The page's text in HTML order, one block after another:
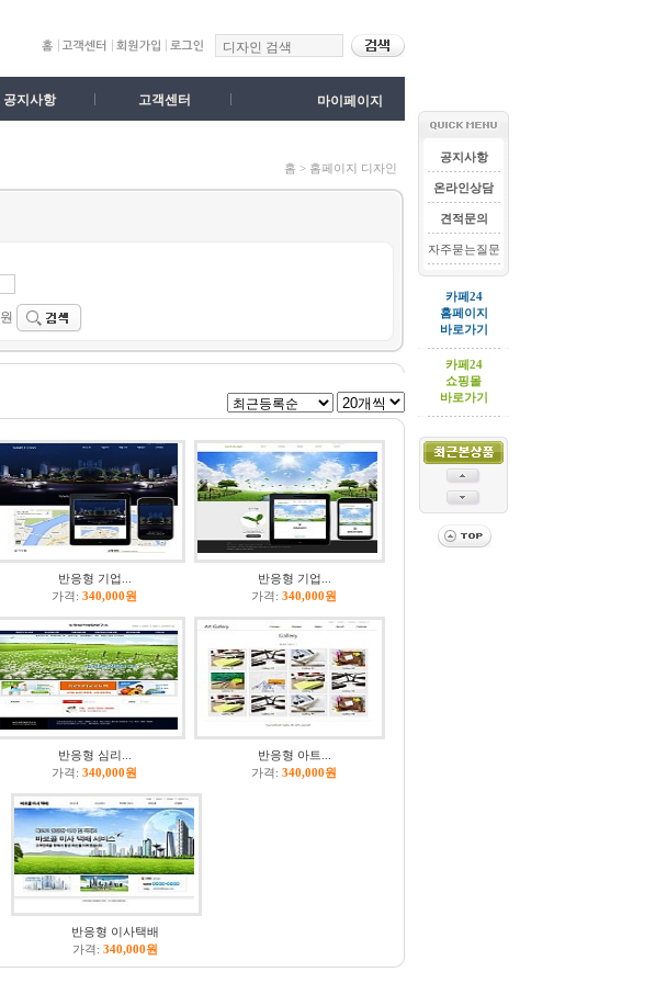
공지사항 고객센터 마이페이지
홈 > 홈페이지 디자인
원
반응형 기업...
가격: 340,000원
반응형 기업...
가격: 340,000원
반응형 심리...
가격: 340,000원
반응형 아트...
가격: 340,000원
반응형 이사택배
가격: 340,000원
공지사항
온라인상담
견적문의
자주묻는질문
카페24
홈페이지
바로가기
카페24
쇼핑몰
바로가기